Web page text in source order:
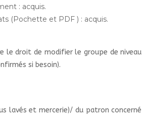
: acquis.
(Pochette et PDF ) : acquis.
le droit de modifier le groupe de niveau
si besoin).
lavés et mercerie)/ du patron concerné